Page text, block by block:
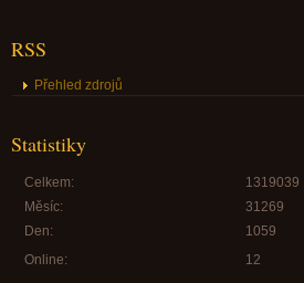
RSS
Přehled zdrojů
Statistiky
Online: 12
Celkem:
1319039
Měsíc:
31269
Den:
1059